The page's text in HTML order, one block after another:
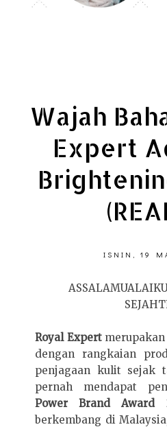
Wajah
Expert
ISNIN, 19
Royal Expertmerupakan
dengan rangkaian
penjagaan kulit sejak
pernah mendapat
Power Brand Award
berkembang di